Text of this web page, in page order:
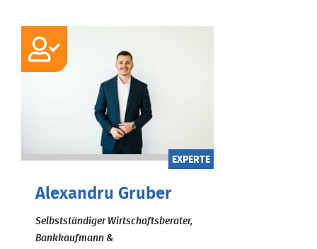
EXPERTE
Alexandru Gruber
Selbstständiger Wirtschaftsberater,
Bankkaufmann &